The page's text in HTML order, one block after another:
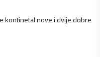
kontinetal nove i dvije dobre